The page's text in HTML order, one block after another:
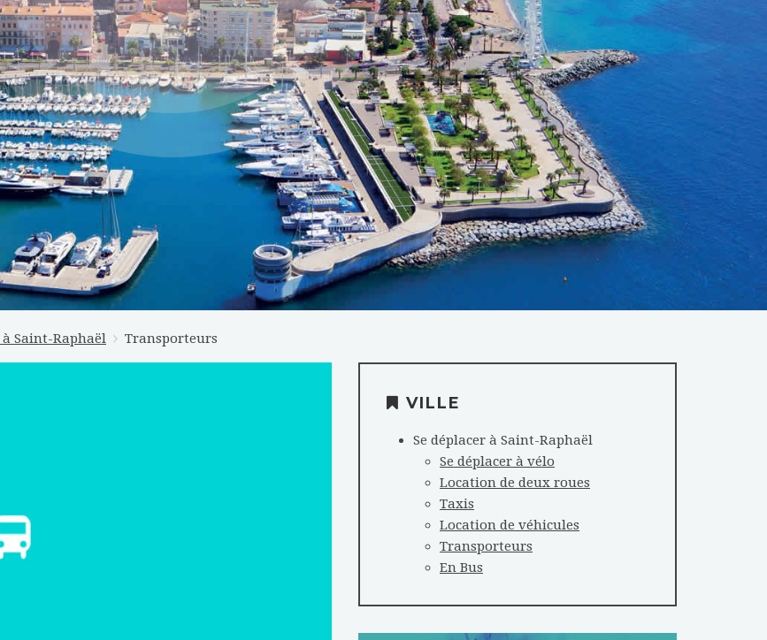
à Saint-Raphaël Transporteurs
VILLE
Se déplacer à Saint-Raphaël
Se déplacer à vélo
Location de deux roues
Taxis
Location de véhicules
Transporteurs
En Bus